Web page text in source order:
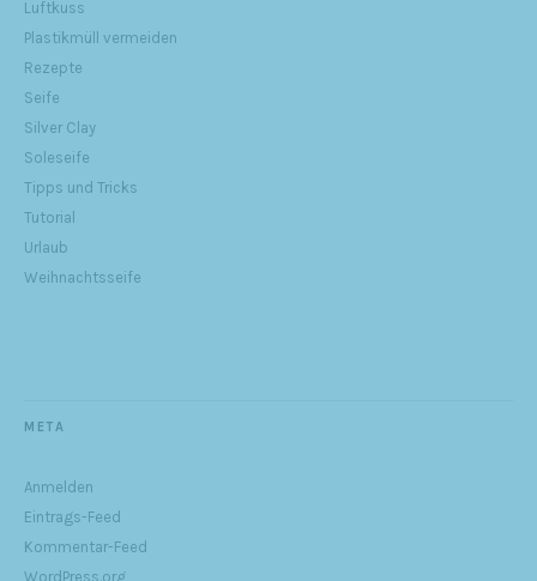
Luftkuss
Plastikmüll vermeiden
Rezepte
Seife
Silver Clay
Soleseife
Tipps und Tricks
Tutorial
Urlaub
Weihnachtsseife
META
Anmelden
Eintrags-Feed
Kommentar-Feed
WordPress.org